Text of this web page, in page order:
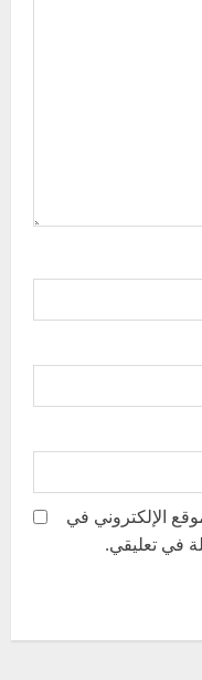
الإلكتروني في
في تعليقي.